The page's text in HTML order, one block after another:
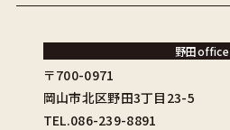
野田office
〒700-0971
岡山市北区野田3丁目23-5
TEL.086-239-8891